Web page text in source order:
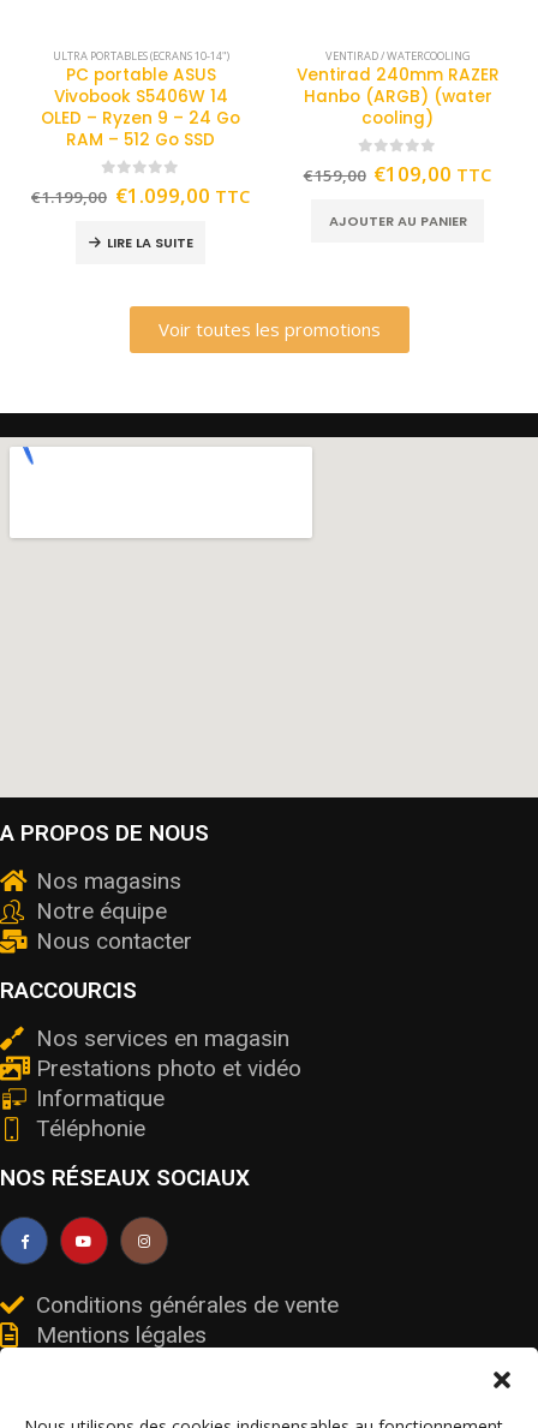
ULTRA PORTABLES (ECRANS 10-14")
PC portable ASUS
Vivobook S5406W 14
OLED – Ryzen 9 – 24 Go
RAM – 512 Go SSD
out of 5
€1.199,00 €1.099,00 TTC
LIRE LA SUITE
VENTIRAD / WATERCOOLING
Ventirad 240mm RAZER
Hanbo (ARGB) (water
cooling)
out of 5
€159,00 €109,00 TTC
AJOUTER AU PANIER
Voir toutes les promotions
A PROPOS DE NOUS
Nos magasins
Notre équipe
Nous contacter
RACCOURCIS
Nos services en magasin
Prestations photo et vidéo
Informatique
Téléphonie
NOS RÉSEAUX SOCIAUX
Conditions générales de vente
Mentions légales